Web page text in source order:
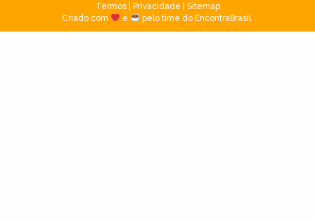
Termos| Privacidade
Sitemap
Criado com
e pelo time do EncontraBrasil